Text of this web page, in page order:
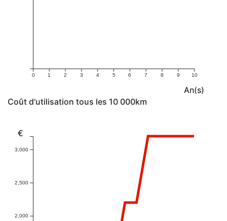
0 1 2 3 4 5 6 7 8 9 10
An(s)
Coût d'utilisation tous les 10 000km
2,000
2,500
3,000
€